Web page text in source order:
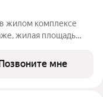
жилом комплексе
жилая площадь
мне